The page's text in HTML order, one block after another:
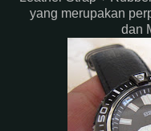
yang merupakan
dan